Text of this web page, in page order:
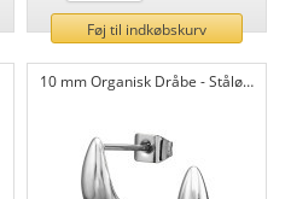
Føj til indkøbskurv
10 mm Organisk Dråbe - Stålørestikker 316L kirurgisk rustfrit stål CH51439